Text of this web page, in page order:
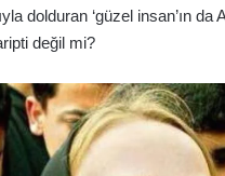
dolduran ‘güzel insan’ın da
değil mi?